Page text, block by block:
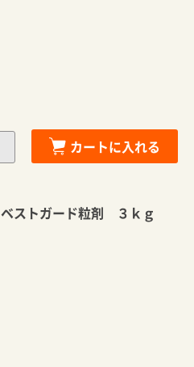
カートに入れる
ベストガード粒剤 ３ｋｇ